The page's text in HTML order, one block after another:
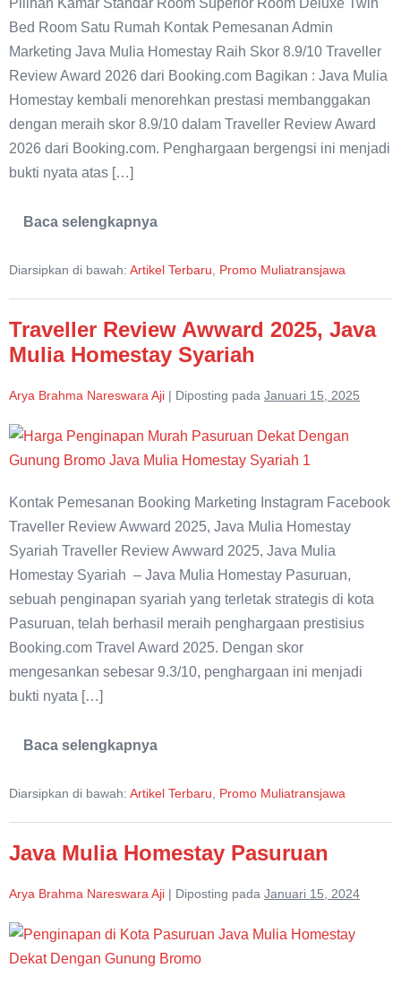
Raih
Skor
8.9/10
Traveller
Review
Award
2026
Pilihan Kamar Standar Room Superior Room Deluxe Twin
Bed Room Satu Rumah Kontak Pemesanan Admin
Marketing Java Mulia Homestay Raih Skor 8.9/10 Traveller
Review Award 2026 dari Booking.com Bagikan : Java Mulia
Homestay kembali menorehkan prestasi membanggakan
dengan meraih skor 8.9/10 dalam Traveller Review Award
2026 dari Booking.com. Penghargaan bergengsi ini menjadi
bukti nyata atas […]
Baca selengkapnya
Java
Raih
8.9/10
Review
2026
Diarsipkan di bawah: Artikel Terbaru, Promo Muliatransjawa
Traveller Review Awward 2025, Java
Mulia Homestay Syariah
Arya Brahma Nareswara Aji | Diposting pada Januari 15, 2025
Traveller
Review
2025,
Java
Mulia
Homestay
Syariah
Kontak Pemesanan Booking Marketing Instagram Facebook
Traveller Review Awward 2025, Java Mulia Homestay
Syariah Traveller Review Awward 2025, Java Mulia
Homestay Syariah – Java Mulia Homestay Pasuruan,
sebuah penginapan syariah yang terletak strategis di kota
Pasuruan, telah berhasil meraih penghargaan prestisius
Booking.com Travel Award 2025. Dengan skor
mengesankan sebesar 9.3/10, penghargaan ini menjadi
bukti nyata […]
Baca selengkapnya
Traveller
2025,
Mulia
Syariah
Diarsipkan di bawah: Artikel Terbaru, Promo Muliatransjawa
Java Mulia Homestay Pasuruan
Arya Brahma Nareswara Aji | Diposting pada Januari 15, 2024
Java
Mulia